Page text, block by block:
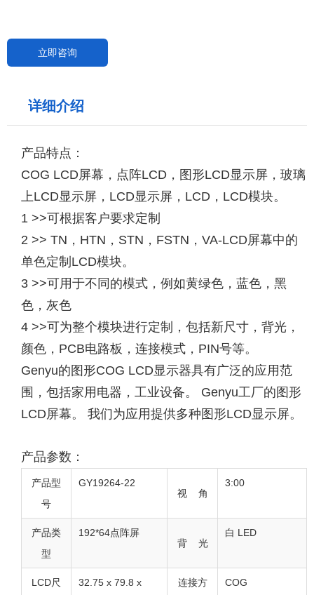
立即咨询
详细介绍
产品特点：
COG LCD屏幕，点阵LCD，图形LCD显示屏，玻璃
上LCD显示屏，LCD显示屏，LCD，LCD模块。
1 >>可根据客户要求定制
2 >> TN，HTN，STN，FSTN，VA-LCD屏幕中的
单色定制LCD模块。
3 >>可用于不同的模式，例如黄绿色，蓝色，黑
色，灰色
4 >>可为整个模块进行定制，包括新尺寸，背光，
颜色，PCB电路板，连接模式，PIN号等。
Genyu的图形COG LCD显示器具有广泛的应用范
围，包括家用电器，工业设备。 Genyu工厂的图形
LCD屏幕。 我们为应用提供多种图形LCD显示屏。
产品参数：
产品型
号
GY19264-22
视 角
3:00
产品类
型
192*64点阵屏
背 光
白 LED
LCD尺
32.75 x 79.8 x
连接方
COG